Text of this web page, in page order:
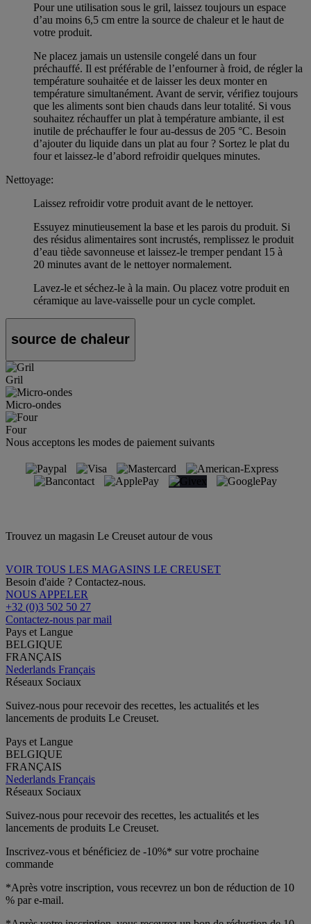
Pour une utilisation sous le gril, laissez toujours un espace
d’au moins 6,5 cm entre la source de chaleur et le haut de
votre produit.
Ne placez jamais un ustensile congelé dans un four
préchauffé. Il est préférable de l’enfourner à froid, de régler la
température souhaitée et de laisser les deux monter en
température simultanément. Avant de servir, vérifiez toujours
que les aliments sont bien chauds dans leur totalité. Si vous
souhaitez réchauffer un plat à température ambiante, il est
inutile de préchauffer le four au-dessus de 205 °C. Besoin
d’ajouter du liquide dans un plat au four ? Sortez le plat du
four et laissez-le d’abord refroidir quelques minutes.
Nettoyage:
Laissez refroidir votre produit avant de le nettoyer.
Essuyez minutieusement la base et les parois du produit. Si
des résidus alimentaires sont incrustés, remplissez le produit
d’eau tiède savonneuse et laissez-le tremper pendant 15 à
20 minutes avant de le nettoyer normalement.
Lavez-le et séchez-le à la main. Ou placez votre produit en
céramique au lave-vaisselle pour un cycle complet.
source de chaleur
Gril
Micro-ondes
Four
Nous acceptons les modes de paiement suivants
Trouvez un magasin Le Creuset autour de vous
VOIR TOUS LES MAGASINS LE CREUSET
Besoin d'aide ? Contactez-nous.
NOUS APPELER
+32 (0)3 502 50 27
Contactez-nous par mail
Pays et Langue
BELGIQUE
FRANÇAIS
Nederlands Français
Réseaux Sociaux
Suivez-nous pour recevoir des recettes, les actualités et les
lancements de produits Le Creuset.
Pays et Langue
BELGIQUE
FRANÇAIS
Nederlands Français
Réseaux Sociaux
Suivez-nous pour recevoir des recettes, les actualités et les
lancements de produits Le Creuset.
Inscrivez-vous et bénéficiez de -10%* sur votre prochaine
commande
*Après votre inscription, vous recevrez un bon de réduction de 10
% par e-mail.